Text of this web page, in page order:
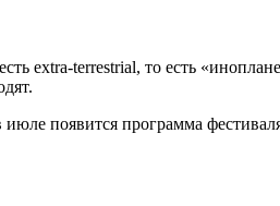
extra-terrestrial, то есть
июле появится программа